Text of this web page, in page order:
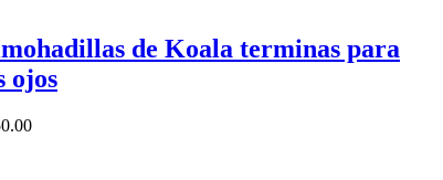
de Koala terminas para
ojos